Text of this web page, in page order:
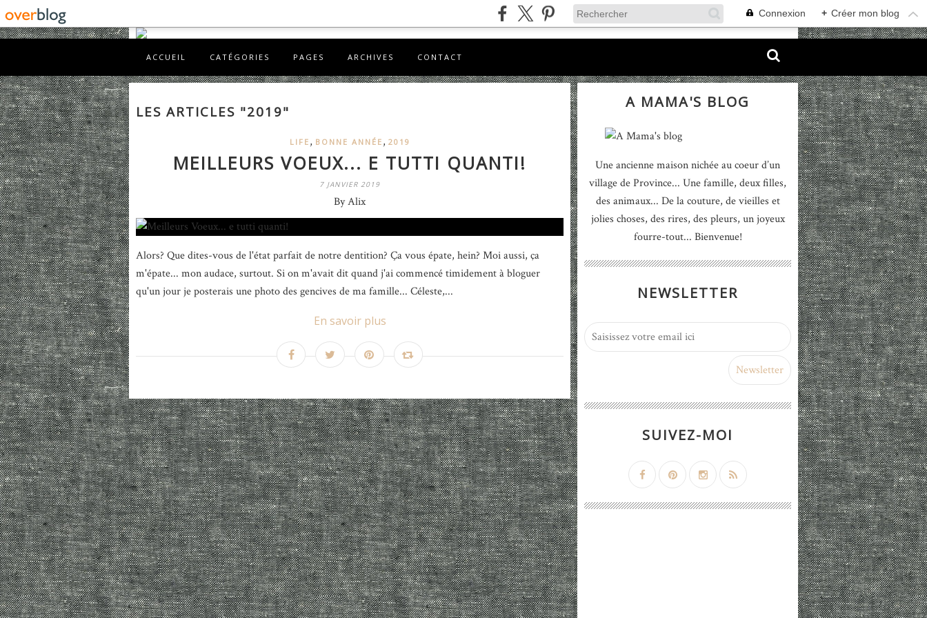
Connexion + Créer mon blog
ACCUEIL CATÉGORIES PAGES ARCHIVES CONTACT
LES ARTICLES "2019"
LIFE , BONNE ANNÉE , 2019
MEILLEURS VOEUX... E TUTTI QUANTI!
7 JANVIER 2019
By Alix
Alors? Que dites-vous de l'état parfait de notre dentition? Ça vous épate, hein? Moi aussi, ça
m'épate... mon audace, surtout. Si on m'avait dit quand j'ai commencé timidement à bloguer
qu'un jour je posterais une photo des gencives de ma famille... Céleste,...
En savoir plus
A MAMA'S BLOG
Une ancienne maison nichée au coeur d’un
village de Province... Une famille, deux filles,
des animaux... De la couture, de vieilles et
jolies choses, des rires, des pleurs, un joyeux
fourre-tout... Bienvenue!
NEWSLETTER
SUIVEZ-MOI